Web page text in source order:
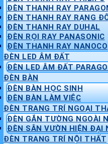
ĐÈN THANH RAY
ĐÈN THANH RAY RẠNG
ĐÈN THANH RAY DUHAL
ĐÈN RỌI RAY PANASONIC
ĐÈN THANH RAY NANOCO
ĐÈN LED ÂM ĐẤT
ĐÈN LED ÂM ĐẤT
ĐÈN BÀN
ĐÈN BÀN HỌC SINH
ĐÈN BÀN LÀM VIỆC
ĐÈN TRANG TRÍ NGOẠI
ĐÈN GẮN TƯỜNG NGOÀI
ĐÈN SÂN VƯỜN HIỆN ĐẠI
ĐÈN TRANG TRÍ NỘI THẤT